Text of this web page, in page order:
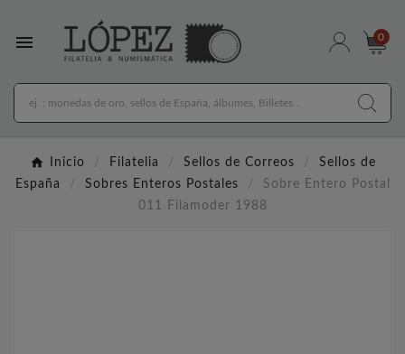
 0
Inicio Filatelia Sellos de Correos
Sellos de
España
Sobres Enteros Postales
Sobre Entero Postal
011 Filamoder 1988